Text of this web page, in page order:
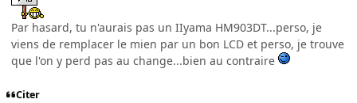
Par hasard, tu n'aurais pas un IIyama HM903DT...perso, je
viens de remplacer le mien par un bon LCD et perso, je trouve
que l'on y perd pas au change...bien au contraire
Citer